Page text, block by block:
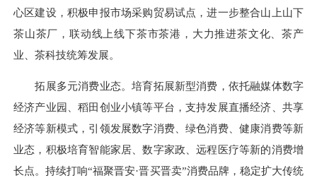
心区建设，积极申报市场采购贸易试点，进一步整合山上山下
茶山茶厂，联动线上线下茶市茶港，大力推进茶文化、茶产
业、茶科技统筹发展。
拓展多元消费业态。培育拓展新型消费，依托融媒体数字
经济产业园、稻田创业小镇等平台，支持发展直播经济、共享
经济等新模式，引领发展数字消费、绿色消费、健康消费等新
业态，积极培育智能家居、数字家政、远程医疗等新的消费增
长点。持续打响“福聚晋安·晋买晋卖”消费品牌，稳定扩大传统